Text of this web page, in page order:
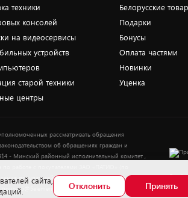
техники
консолей
на видеосервисы
устройств
старой техники
центры
Белорусские
Подарки
Бонусы
Оплата частями
Новинки
Уценка
рассматривать обращения
об обращениях граждан и
- Минский районный исполнительный комитет ,
покупателей о нарушении их прав): Тел.:
5@5element.by
сайта,
Отклонить Принять